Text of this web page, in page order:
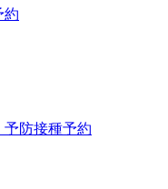
約
予防接種予約